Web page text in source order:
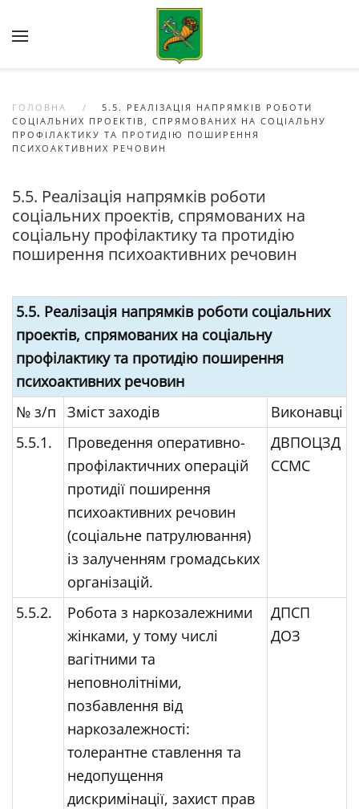
Skip to main content
ГОЛОВНА
5.5. РЕАЛІЗАЦІЯ НАПРЯМКІВ РОБОТИ
СОЦІАЛЬНИХ ПРОЕКТІВ, СПРЯМОВАНИХ НА СОЦІАЛЬНУ
ПРОФІЛАКТИКУ ТА ПРОТИДІЮ ПОШИРЕННЯ
ПСИХОАКТИВНИХ РЕЧОВИН
5.5. Реалізація напрямків роботи
соціальних проектів, спрямованих на
соціальну профілактику та протидію
поширення психоактивних речовин
5.5. Реалізація напрямків роботи соціальних
проектів, спрямованих на соціальну
профілактику та протидію поширення
психоактивних речовин
№ з/п
Зміст заходів
Виконавці
5.5.1.
Проведення оперативно-
профілактичних операцій
протидії поширення
психоактивних речовин
(соціальне патрулювання)
із залученням громадських
організацій.
ДВПОЦЗД
ССМС
5.5.2.
Робота з наркозалежними
жінками, у тому числі
вагітними та
неповнолітніми,
позбавлення від
наркозалежності:
толерантне ставлення та
недопущення
дискримінації, захист прав
ДПСП
ДОЗ